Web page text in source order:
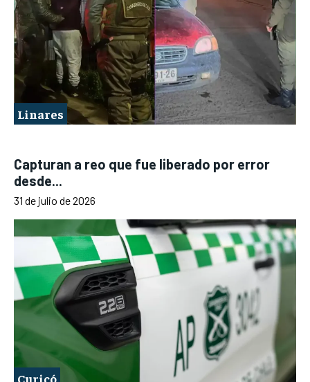
Linares
Capturan a reo que fue liberado por error
desde...
31 de julio de 2026
Curicó